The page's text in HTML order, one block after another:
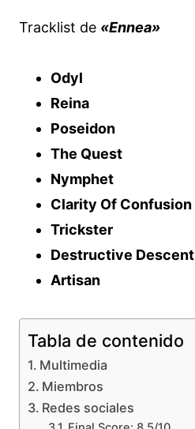
Tracklist de «Ennea»
Odyl
Reina
Poseidon
The Quest
Nymphet
Clarity Of Confusion
Trickster
Destructive Descent
Artisan
Tabla de contenido
Multimedia
Miembros
Redes sociales